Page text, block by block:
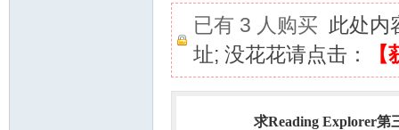
已有 3 人购买 此处内
址; 没花花请点击：
求Reading Explorer第